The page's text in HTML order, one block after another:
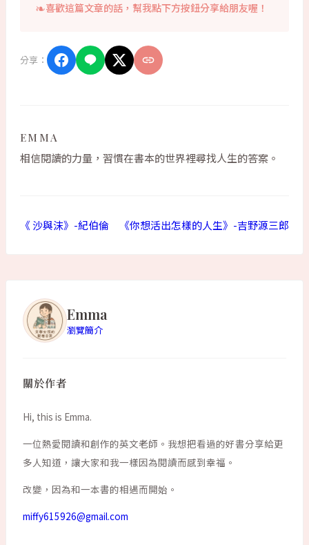
喜歡這篇文章的話，幫我點下方按鈕分享給朋友喔！
分享：
EMMA
相信閱讀的力量，習慣在書本的世界裡尋找人生的答案。
《 沙與沫》-紀伯倫 《你想活出怎樣的人生》-吉野源三郎
Emma
瀏覽簡介
關於作者
Hi, this is Emma.
一位熱愛閱讀和創作的英文老師。我想把看過的好書分享給更
多人知道，讓大家和我一樣因為閱讀而感到幸福。
改變，因為和一本書的相遇而開始。
miffy615926@gmail.com